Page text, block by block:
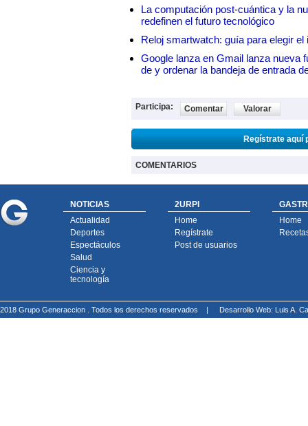
La computación post-cuántica y la
redefinen el futuro tecnológico
Reloj smartwatch: guía para elegir el
Google lanza en Gmail lanza nueva
de y ordenar la bandeja de entrada
Participa: Comentar Valorar
Regístrate aquí
COMENTARIOS
NOTICIAS
Actualidad
Deportes
Espectáculos
Salud
Ciencia y
tecnología
2URPI
Home
Regístrate
Post de usuarios
Home
2018 Grupo Generaccion . Todos los derechos reservados | Desarrollo Web: Luis